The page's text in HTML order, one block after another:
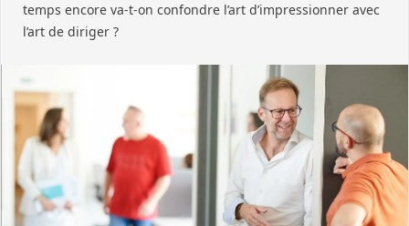
temps encore va-t-on confondre l’art d’impressionner avec
l’art de diriger ?